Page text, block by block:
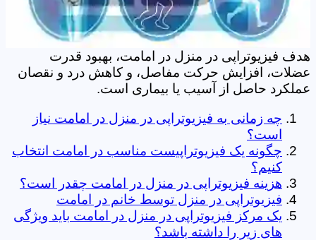
هدف فیزیوتراپی در منزل در امامت، بهبود قدرت
عضلات، افزایش حرکت مفاصل، و کاهش درد و نقصان
عملکرد حاصل از آسیب یا بیماری است.
چه زمانی به فیزیوتراپی در منزل در امامت نیاز
است؟
چگونه یک فیزیوتراپیست مناسب در امامت انتخاب
کنیم؟
هزینه فیزیوتراپی در منزل در امامت چقدر است؟
فیزیوتراپی در منزل توسط خانم در امامت
یک مرکز فیزیوتراپی در منزل در امامت باید ویژگی
های زیر را داشته باشد؟